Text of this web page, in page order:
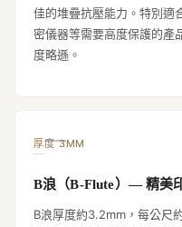
佳的堆疊抗壓能力。特別適
密儀器等需要高度保護的產
度略遜。
厚度 3MM
B浪（B-Flute）— 精美
B浪厚度約3.2mm，每公尺